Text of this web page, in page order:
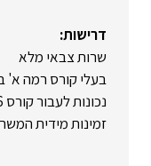
דרישות:
שרות צבאי מלא
בעלי קורס רמה א'
נכונות לעבור קורס 6 ימים
זמינות מידית